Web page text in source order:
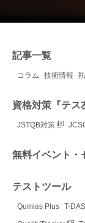
記事一覧
コラム 技術情報
資格対策『テス
JSTQB対策
無料イベント・
テストツール
Qumias Plus T-